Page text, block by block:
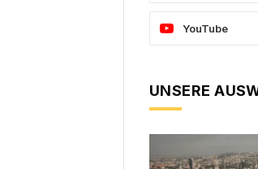
YouTube
UNSERE